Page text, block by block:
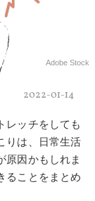
Adobe Stock
2022-01-14
レッチをしても
りは、日常生活
原因かもしれま
ることをまとめ